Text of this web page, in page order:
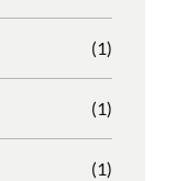
(1)
(1)
(1)